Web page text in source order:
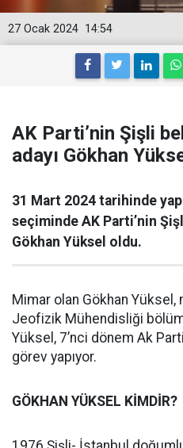
14:54
27 Ocak 2024
AK Parti’nin Şişli
adayı Gökhan
31 Mart 2024 tarihinde
seçiminde AK Parti’nin
Gökhan Yüksel oldu.
Mimar olan Gökhan Yüksel,
Jeofizik Mühendisliği
Yüksel, 7’nci dönem Ak
görev yapıyor.
GÖKHAN YÜKSEL KİMDİR?